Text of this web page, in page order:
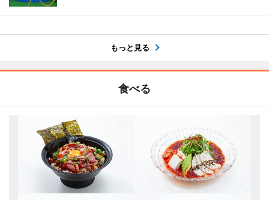
もっと見る
食べる